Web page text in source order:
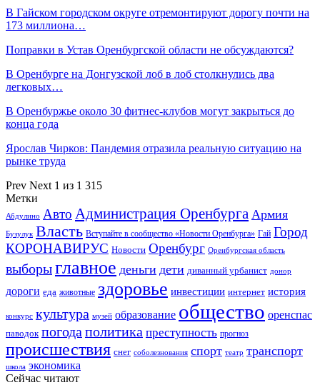
В Гайском городском округе отремонтируют дорогу почти на
173 миллиона…
Поправки в Устав Оренбургской области не обсуждаются?
В Оренбурге на Донгузской лоб в лоб столкнулись два
легковых…
В Оренбуржье около 30 фитнес-клубов могут закрыться до
конца года
Ярослав Чирков: Пандемия отразила реальную ситуацию на
рынке труда
Prev Next 1 из 1 315
Метки
Абдулино Авто Администрация Оренбурга Армия
Бузулук Власть Вступайте в сообщество «Новости Оренбурга» Гай Город
КОРОНАВИРУС Новости Оренбург Оренбургская область
выборыглавное деньги дети диванный урбанист донор
дороги еда животные здоровье инвестиции интернет история
конкурс культура музей образование общество оренспас
паводок погода политика преступность прогноз
происшествия снег соболезнования спорт театр транспорт
школа экономика
Сейчас читают